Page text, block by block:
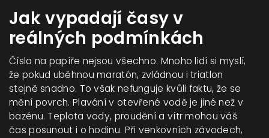
Jak vypadají časy v
reálných podmínkách
Čísla na papíře nejsou všechno. Mnoho lidí si myslí,
že pokud uběhnou maratón, zvládnou i triatlon
stejně snadno. To však nefunguje kvůli faktu, že se
mění povrch. Plavání v otevřené vodě je jiné než v
bazénu. Teplota vody, proudění a vítr mohou váš
čas posunout i o hodinu. Při venkovních závodech,